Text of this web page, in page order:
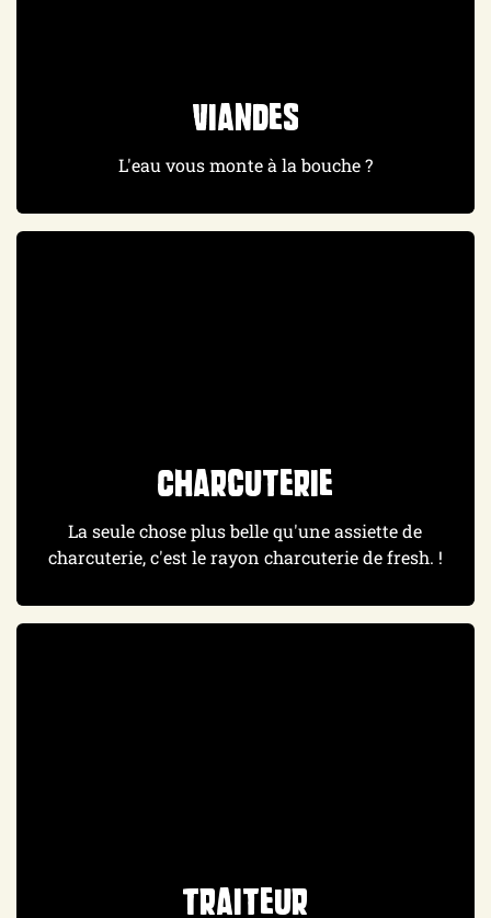
Viandes
L'eau vous monte à la bouche ?
Charcuterie
La seule chose plus belle qu'une assiette de
charcuterie, c'est le rayon charcuterie de fresh. !
Traiteur